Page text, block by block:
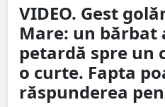
VIDEO. Gest
Mare: un bărbat
petardă spre un
o curte. Fapta
răspunderea